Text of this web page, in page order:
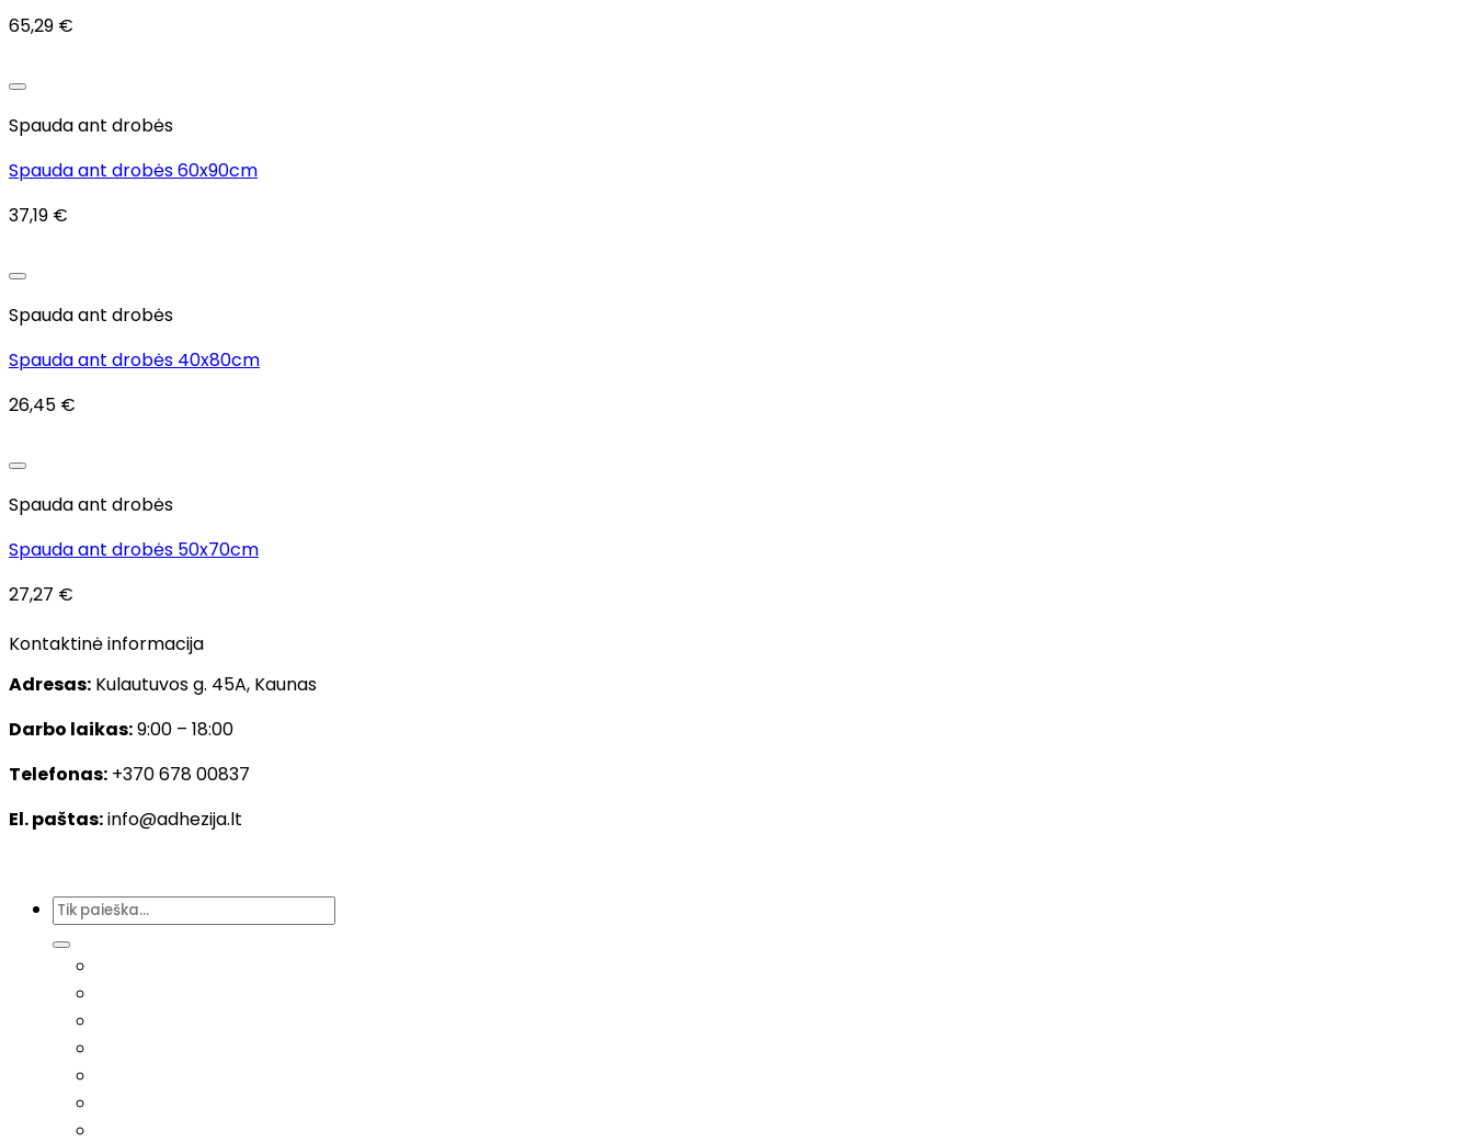
65,29 €
Spauda ant drobės
Spauda ant drobės 60x90cm
37,19 €
Spauda ant drobės
Spauda ant drobės 40x80cm
26,45 €
Spauda ant drobės
Spauda ant drobės 50x70cm
27,27 €
Kontaktinė informacija
Adresas: Kulautuvos g. 45A, Kaunas
Darbo laikas:9:00 – 18:00
Telefonas: +370 678 00837
El. paštas:info@adhezija.lt